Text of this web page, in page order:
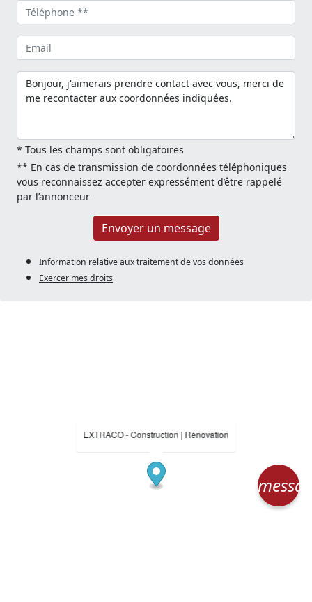
* Tous les champs sont obligatoires
** En cas de transmission de coordonnées téléphoniques
vous reconnaissez accepter expressément d’être rappelé
par l’annonceur
Envoyer un message
Information relative aux traitement de vos données
Exercer mes droits
EXTRACO - Construction | Rénovation